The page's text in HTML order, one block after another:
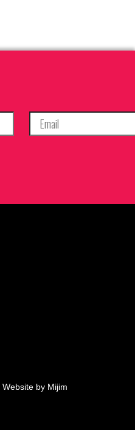
Website by Mijim